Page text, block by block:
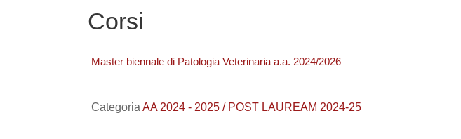
Corsi
Master biennale di Patologia Veterinaria a.a. 2024/2026
Categoria AA 2024 - 2025 / POST LAUREAM 2024-25